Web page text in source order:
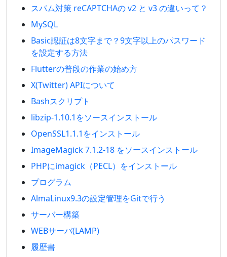
スパム対策 reCAPTCHAの v2 と v3 の違いって？
MySQL
Basic認証は8文字まで？9文字以上のパスワード
を設定する方法
Flutterの普段の作業の始め方
X(Twitter) APIについて
Bashスクリプト
libzip-1.10.1をソースインストール
OpenSSL1.1.1をインストール
ImageMagick 7.1.2-18 をソースインストール
PHPにimagick（PECL）をインストール
プログラム
AlmaLinux9.3の設定管理をGitで行う
サーバー構築
WEBサーバ(LAMP)
履歴書